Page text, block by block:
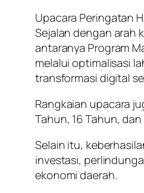
Upacara Peringatan
Sejalan dengan arah
antaranya Program
melalui optimalisasi
transformasi digital
Rangkaian upacara
Tahun, 16 Tahun,
Selain itu,
investasi,
ekonomi daerah.